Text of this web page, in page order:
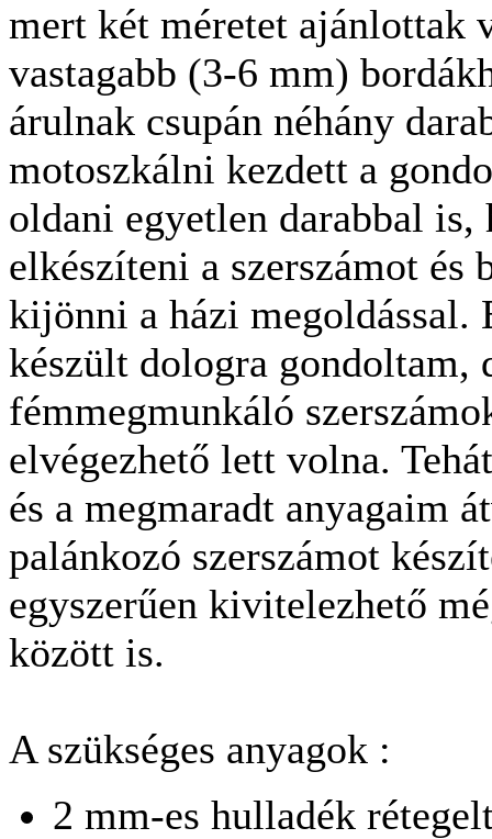
mert két méretet ajánlottak
vastagabb (3-6 mm)
árulnak csupán néhány
motoszkálni kezdett a
oldani egyetlen darabbal is,
elkészíteni a szerszámot és
kijönni a házi
készült dologra gondoltam,
fémmegmunkáló
elvégezhető lett volna.
és a megmaradt anyagaim
palánkozó szerszámot
egyszerűen kivitelezhető
között is.
A szükséges anyagok :
2 mm-es hulladék